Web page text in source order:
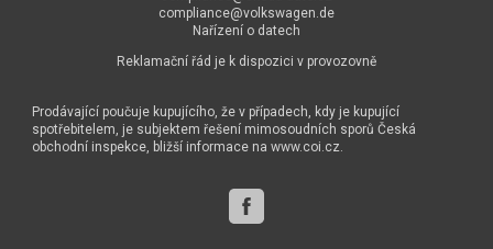
compliance@volkswagen.de
Nařízení o datech
Reklamační řád je k dispozici v provozovně
Prodávající poučuje kupujícího, že v případech, kdy je kupující
spotřebitelem, je subjektem řešení mimosoudních sporů Česká
obchodní inspekce, bližší informace na www.coi.cz.